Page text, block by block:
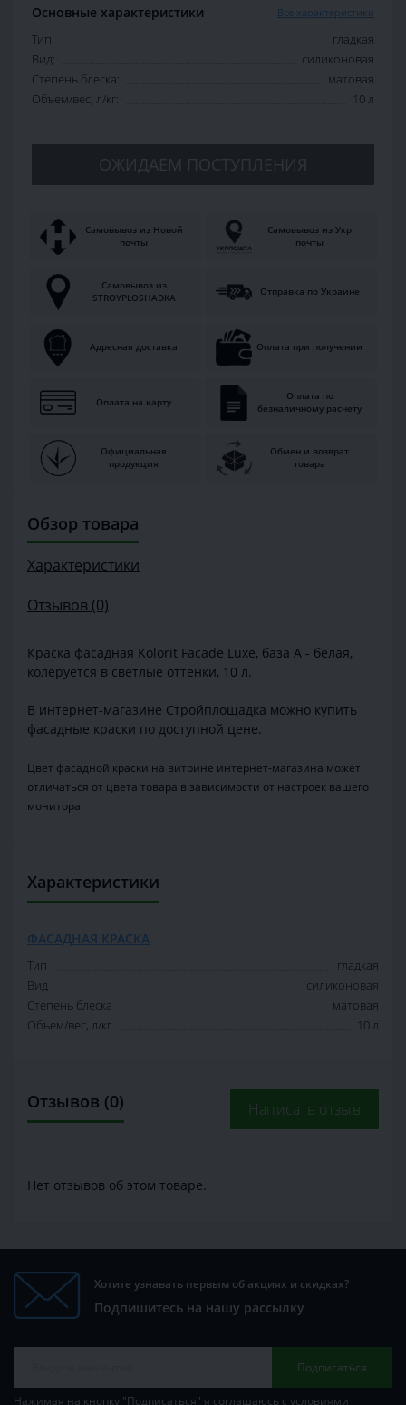
Основные характеристики Все характеристики
Тип:
гладкая
Вид:
силиконовая
Степень блеска:
матовая
Объем/вес, л/кг:
10 л
ОЖИДАЕМ ПОСТУПЛЕНИЯ
Самовывоз из Новой
почты
Самовывоз из Укр
почты
Самовывоз из
STROYPLOSHADKA
Отправка по Украине
Адресная доставка Оплата при получении
Оплата на карту
Оплата по
безналичному расчету
Официальная
продукция
Обмен и возврат
товара
Обзор товара
Характеристики
Отзывов (0)
Краска фасадная Kolorit Facade Luxe, база A - белая,
колеруется в светлые оттенки, 10 л.
В интернет-магазине Стройплощадка можно купить
фасадные краски по доступной цене.
Цвет фасадной краски на витрине интернет-магазина может
отличаться от цвета товара в зависимости от настроек вашего
монитора.
Характеристики
ФАСАДНАЯ КРАСКА
Тип
гладкая
Вид
силиконовая
Степень блеска
матовая
Объем/вес, л/кг
10 л
Отзывов (0) Написать отзыв
Нет отзывов об этом товаре.
Хотите узнавать первым об акциях и скидках?
Подпишитесь на нашу рассылку
Подписаться
Нажимая на кнопку "Подписаться" я соглашаюсь с условиями